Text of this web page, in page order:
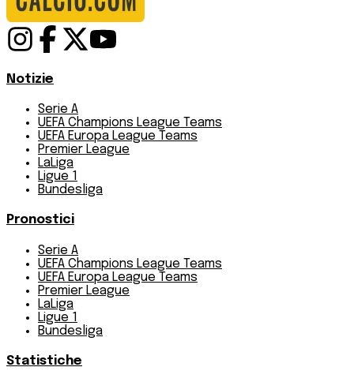
Notizie
Serie A
UEFA Champions League Teams
UEFA Europa League Teams
Premier League
LaLiga
Ligue 1
Bundesliga
Pronostici
Serie A
UEFA Champions League Teams
UEFA Europa League Teams
Premier League
LaLiga
Ligue 1
Bundesliga
Statistiche